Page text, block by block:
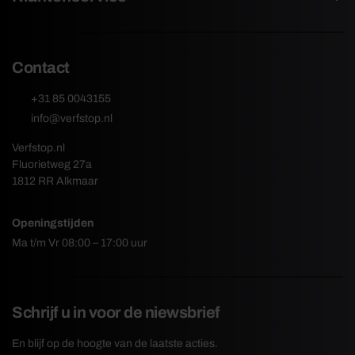
Contact
+31 85 0043155
info@verfstop.nl
Verfstop.nl
Fluorietweg 27a
1812 RR Alkmaar
Openingstijden
Ma t/m Vr 08:00 – 17:00 uur
Schrijf u in voor de niewsbrief
En blijf op de hoogte van de laatste acties.